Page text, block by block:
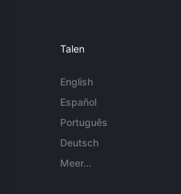
Talen
English
Español
Português
Deutsch
Meer...